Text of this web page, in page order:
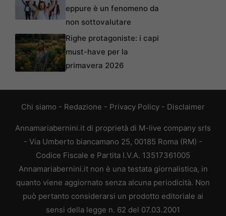
eppure è un fenomeno da
non sottovalutare
Righe protagoniste: i capi
must-have per la
primavera 2026
Chi siamo - Redazione - Privacy Policy - Disclaimer
Annamariabernini.it di proprietà di M-live company srls
- Via Umberto biancamano 25, 00185 Roma (RM) -
Codice Fiscale e Partita I.V.A. 13517361005
Annamariabernini.it non è una testata giornalistica, in
quanto viene aggiornato senza alcuna periodicità. Non
può pertanto considerarsi un prodotto editoriale ai
sensi della legge n. 62 del 07.03.2001